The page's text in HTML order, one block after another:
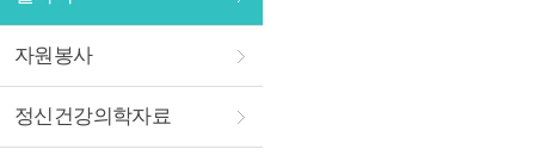
자원봉사
정신건강의학자료